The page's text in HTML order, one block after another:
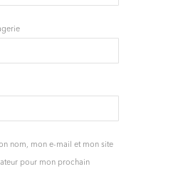
nom, mon e-mail et mon site
pour mon prochain